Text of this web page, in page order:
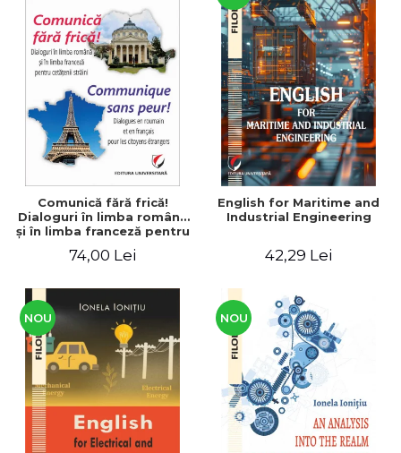
Comunică fără frică!
Dialoguri în limba română
şi în limba franceză pentru
străini/Communique sans
roumain et en français
pour les citoyens
étrangers
74,00 Lei
English for Maritime and
Industrial Engineering
42,29 Lei
NOU NOU